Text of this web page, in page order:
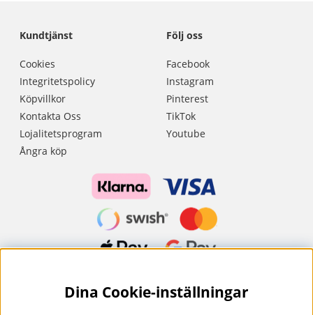
Kundtjänst
Cookies
Integritetspolicy
Köpvillkor
Kontakta Oss
Lojalitetsprogram
Ångra köp
Följ oss
Facebook
Instagram
Pinterest
TikTok
Youtube
Nyhetsbrev?Dina Cookie-inställningar